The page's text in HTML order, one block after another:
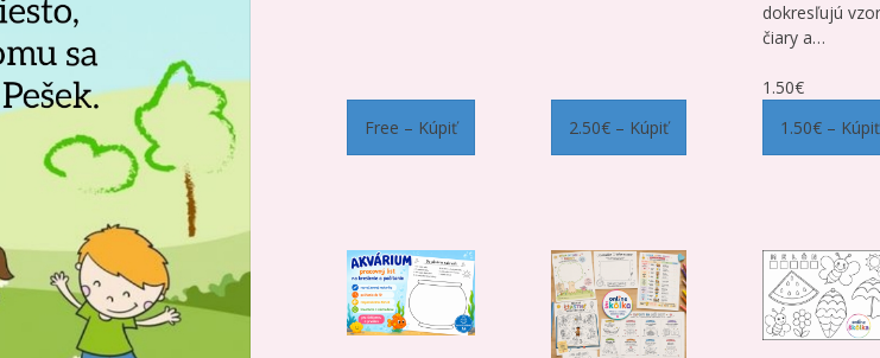
Free – Kúpiť 2.50€ – Kúpiť
dokresľujú
čiary a…
1.50€
1.50€ – Kúpiť